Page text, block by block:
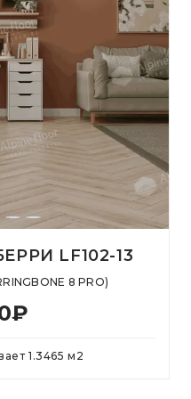
LF102-13
8 PRO)
₽
1.3465 м 2